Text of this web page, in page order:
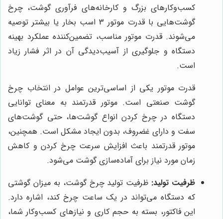
کسب‌وکارهای بزرگ و کارخانه‌های فرآوری گوشت، چرخ
گوشت‌هایی با قدرت موتور 3 اسب بخار یا بیشتر توصیه
می‌شوند. قدرت موتور مناسب، تضمین‌کننده عملکرد بهینه
دستگاه و جلوگیری از آسیب‌دیدگی آن در اثر فشار زیاد
است.
قدرت موتور یکی از اساسی‌ترین عوامل در انتخاب چرخ
گوشت صنعتی است. موتور قدرتمند به معنای توانایی
دستگاه در چرخ کردن انواع گوشت‌ها، حتی گوشت‌های
سفت و دارای غضروف، بدون ایجاد مشکل است. همچنین،
موتور قدرتمند باعث افزایش سرعت چرخ کردن و کاهش
زمان مورد نیاز برای آماده‌سازی گوشت می‌شود.
ظرفیت تولید: ظرفیت تولید چرخ گوشت، به میزان گوشتی
که دستگاه می‌تواند در یک ساعت چرخ کند، اشاره دارد.
این فاکتور، بسته به حجم کاری و نیازهای کسب‌وکار شما،